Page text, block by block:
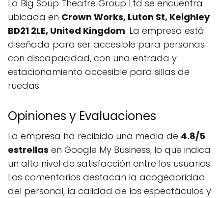
La Big Soup Theatre Group Ltd se encuentra
ubicada en Crown Works, Luton St, Keighley
BD21 2LE, United Kingdom. La empresa está
diseñada para ser accesible para personas
con discapacidad, con una entrada y
estacionamiento accesible para sillas de
ruedas.
Opiniones y Evaluaciones
La empresa ha recibido una media de 4.8/5
estrellas en Google My Business, lo que indica
un alto nivel de satisfacción entre los usuarios.
Los comentarios destacan la acogedoridad
del personal, la calidad de los espectáculos y